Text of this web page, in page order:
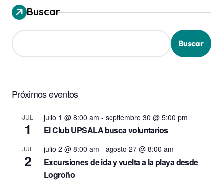
Buscar
Buscar
Próximos eventos
JUL
1
julio 1 @ 8:00 am - septiembre 30 @ 5:00 pm
El Club UPSALA busca voluntarios
JUL
2
julio 2 @ 8:00 am - agosto 27 @ 8:00 am
Excursiones de ida y vuelta a la playa desde
Logroño